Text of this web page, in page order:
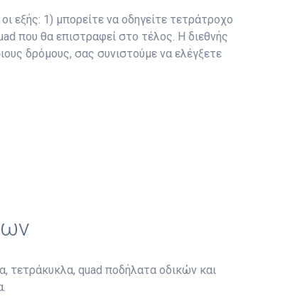
εξής: 1) μπορείτε να οδηγείτε τετράτροχο
που θα επιστραφεί στο τέλος. Η διεθνής
δρόμους, σας συνιστούμε να ελέγξετε
τετράκυκλα, quad ποδήλατα οδικών και